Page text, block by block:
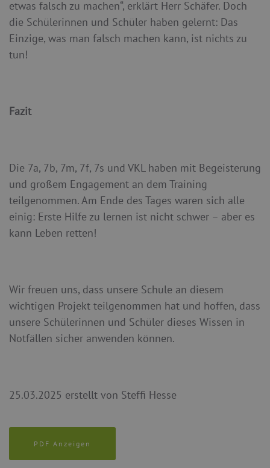
etwas falsch zu machen“, erklärt Herr Schäfer. Doch
die Schülerinnen und Schüler haben gelernt: Das
Einzige, was man falsch machen kann, ist nichts zu
tun!
Fazit
Die 7a, 7b, 7m, 7f, 7s und VKL haben mit Begeisterung
und großem Engagement an dem Training
teilgenommen. Am Ende des Tages waren sich alle
einig: Erste Hilfe zu lernen ist nicht schwer – aber es
kann Leben retten!
Wir freuen uns, dass unsere Schule an diesem
wichtigen Projekt teilgenommen hat und hoffen, dass
unsere Schülerinnen und Schüler dieses Wissen in
Notfällen sicher anwenden können.
25.03.2025 erstellt von Steffi Hesse
PDF Anzeigen